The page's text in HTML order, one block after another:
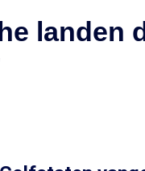
landen